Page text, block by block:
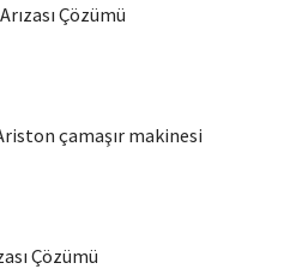
Çözümü
çamaşır makinesi
Çözümü